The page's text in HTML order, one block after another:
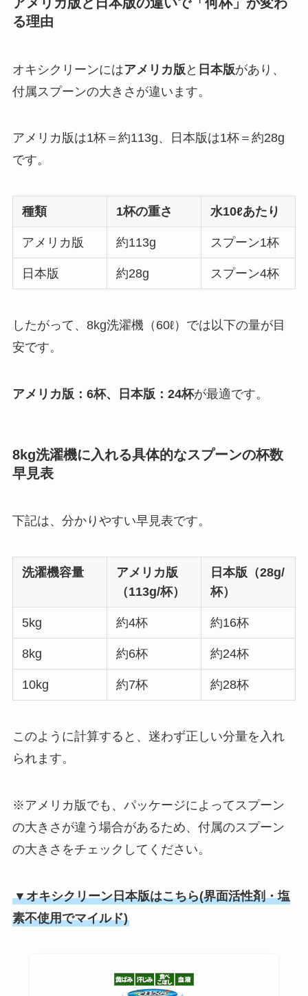
る理由
オキシクリーンにはアメリカ版 と 日本版があり、
付属スプーンの大きさが違います。
アメリカ版は1杯＝約113g、日本版は1杯＝約28g
です。
種類 1杯の重さ 水10ℓあたり
アメリカ版 約113g スプーン1杯
日本版 約28g スプーン4杯
したがって、8kg洗濯機（60ℓ）では以下の量が目
安です。
アメリカ版：6杯、日本版：24杯が最適です。
8kg洗濯機に入れる具体的なスプーンの杯数
早見表
下記は、分かりやすい早見表です。
洗濯機容量
アメリカ版
（113g/杯）
日本版（28g/
杯）
5kg 約4杯 約16杯
8kg 約6杯 約24杯
10kg 約7杯 約28杯
このように計算すると、迷わず正しい分量を入れ
られます。
※アメリカ版でも、パッケージによってスプーン
の大きさが違う場合があるため、付属のスプーン
の大きさをチェックしてください。
▼オキシクリーン日本版はこちら(界面活性剤・塩
素不使用でマイルド)